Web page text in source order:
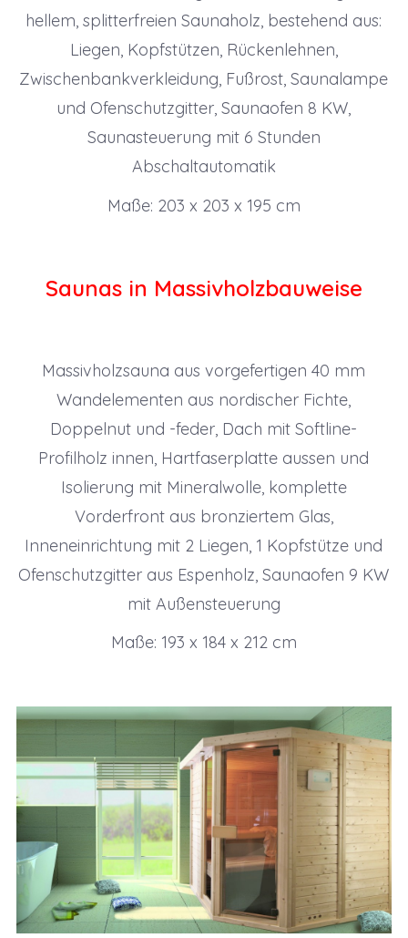
hellem, splitterfreien Saunaholz, bestehend aus:
Liegen, Kopfstützen, Rückenlehnen,
Zwischenbankverkleidung, Fußrost, Saunalampe
und Ofenschutzgitter, Saunaofen 8 KW,
Saunasteuerung mit 6 Stunden
Abschaltautomatik
Maße: 203 x 203 x 195 cm
Saunas in Massivholzbauweise
Massivholzsauna aus vorgefertigen 40 mm
Wandelementen aus nordischer Fichte,
Doppelnut und -feder, Dach mit Softline-
Profilholz innen, Hartfaserplatte aussen und
Isolierung mit Mineralwolle, komplette
Vorderfront aus bronziertem Glas,
Inneneinrichtung mit 2 Liegen, 1 Kopfstütze und
Ofenschutzgitter aus Espenholz, Saunaofen 9 KW
mit Außensteuerung
Maße: 193 x 184 x 212 cm